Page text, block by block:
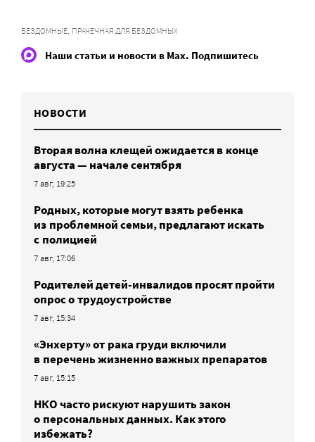
БЕЗДОМНЫЕ, ПРАЧЕЧНАЯ ДЛЯ БЕЗДОМНЫХ
Наши статьи и новости в Max. Подпишитесь
НОВОСТИ
Вторая волна клещей ожидается в конце
августа — начале сентября
7 авг, 19:25
Родных, которые могут взять ребенка
из проблемной семьи, предлагают искать
с полицией
7 авг, 17:06
Родителей детей-инвалидов просят пройти
опрос о трудоустройстве
7 авг, 15:34
«Энхерту» от рака груди включили
в перечень жизненно важных препаратов
7 авг, 15:15
НКО часто рискуют нарушить закон
о персональных данных. Как этого
избежать?